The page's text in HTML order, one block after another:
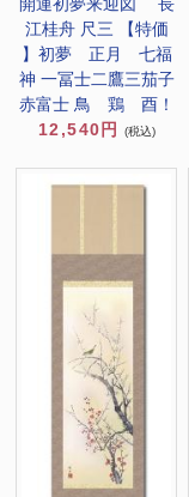
江桂舟 尺三 【特価
】初夢 正月 七福
神 一冨士二鷹三茄子
赤富士 鳥 鶏 酉！
12,540円
(税込)